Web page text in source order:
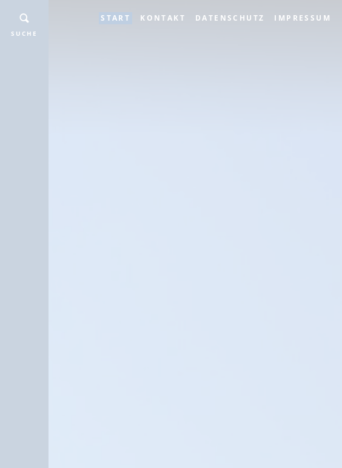
START KONTAKT DATENSCHUTZ IMPRESSUM
SUCHE